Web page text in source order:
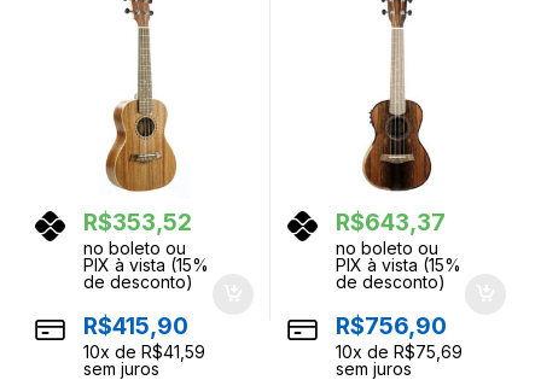
R$353,52
no boleto ou
PIX à vista (15%
de desconto)
R$415,90
10x de R$41,59
sem juros
R$643,37
no boleto ou
PIX à vista (15%
de desconto)
R$756,90
10x de R$75,69
sem juros